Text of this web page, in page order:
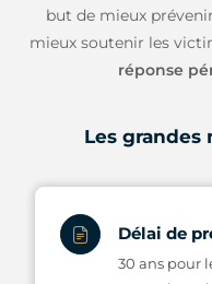
but de mieux
mieux soutenir les
réponse
Les grandes
Délai de
30 ans pour